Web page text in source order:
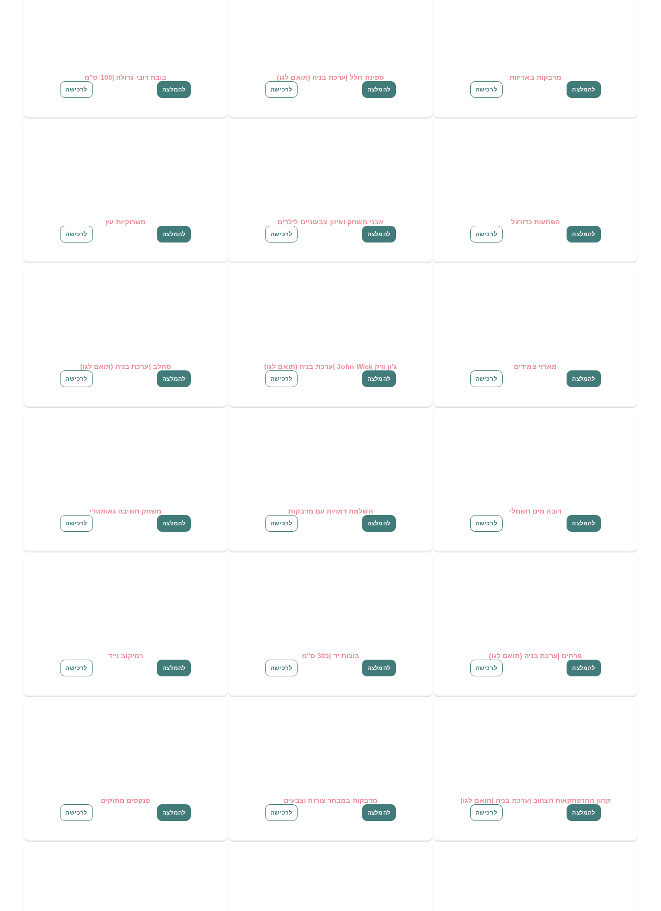
מדבקות באריזות
להמלצה לרכישה
ספינת חלל |ערכת בניה (תואם לגו)
להמלצה לרכישה
בובת דובי גדולה |105 ס"מ
להמלצה לרכישה
הפתעות כדורגל
להמלצה לרכישה
אבני משחק ואיזון צבעוניים לילדים
להמלצה לרכישה
משרוקיות עץ
להמלצה לרכישה
מארזי צמידים
להמלצה לרכישה
ג’ון וויק John Wick |ערכת בניה (תואם לגו)
להמלצה לרכישה
סחלב |ערכת בניה (תואם לגו)
להמלצה לרכישה
רובה מים חשמלי
להמלצה לרכישה
השלמת דמויות עם מדבקות
להמלצה לרכישה
משחק חשיבה גאומטרי
להמלצה לרכישה
פרחים |ערכת בניה (תואם לגו)
להמלצה לרכישה
בובות יד |כ30 ס"מ
להמלצה לרכישה
רמיקוב נייד
להמלצה לרכישה
קרוון ההרפתקאות הצהוב |ערכת בניה (תואם לגו)
להמלצה לרכישה
מדבקות במבחר צורות וצבעים
להמלצה לרכישה
פנקסים מתוקים
להמלצה לרכישה